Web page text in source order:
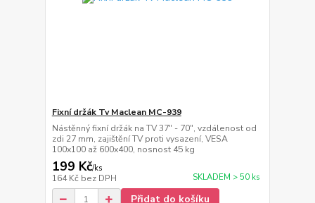
Fixní držák Tv Maclean MC-939
Nástěnný fixní držák na TV 37" - 70", vzdálenost od
zdi 27 mm, zajištění TV proti vysazení, VESA
100x100 až 600x400, nosnost 45 kg
199 Kč/ks
164 Kč bez DPH SKLADEM > 50 ks
Přidat do košíku